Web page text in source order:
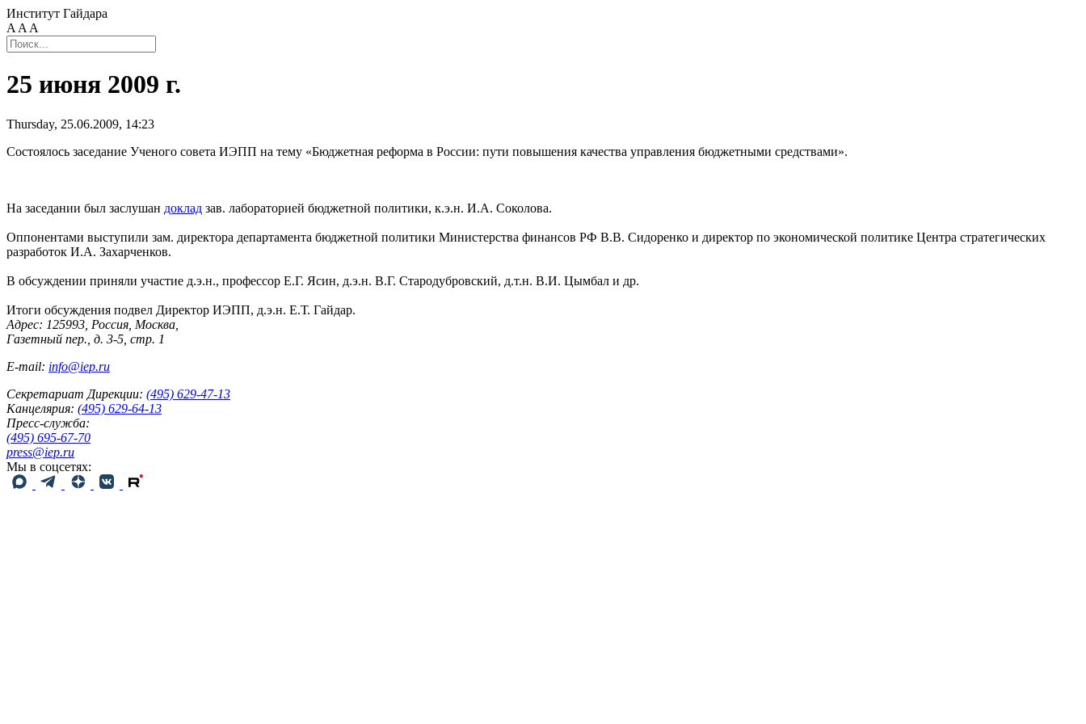
Институт Гайдара
A A A
25 июня 2009 г.
Thursday, 25.06.2009, 14:23
Состоялось заседание Ученого совета ИЭПП на тему «Бюджетная реформа в России: пути повышения качества управления бюджетными средствами».
На заседании был заслушан доклад зав. лабораторией бюджетной политики, к.э.н. И.А. Соколова.
Оппонентами выступили зам. директора департамента бюджетной политики Министерства финансов РФ В.В. Сидоренко и директор по экономической политике Центра стратегических
разработок И.А. Захарченков.
В обсуждении приняли участие д.э.н., профессор Е.Г. Ясин, д.э.н. В.Г. Стародубровский, д.т.н. В.И. Цымбал и др.
Итоги обсуждения подвел Директор ИЭПП, д.э.н. Е.Т. Гайдар.
Адрес: 125993, Россия, Москва,
Газетный пер., д. 3-5, стр. 1
E-mail: info@iep.ru
Секретариат Дирекции: (495) 629-47-13
Канцелярия: (495) 629-64-13
Пресс-служба:
(495) 695-67-70
press@iep.ru
Мы в соцсетях: